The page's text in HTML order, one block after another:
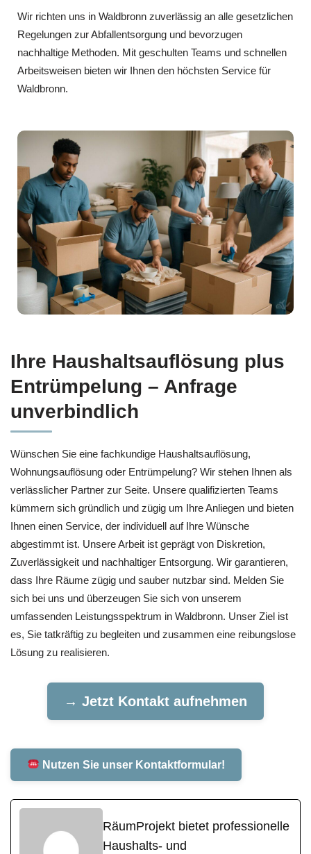
Wir richten uns in Waldbronn zuverlässig an alle gesetzlichen
Regelungen zur Abfallentsorgung und bevorzugen
nachhaltige Methoden. Mit geschulten Teams und schnellen
Arbeitsweisen bieten wir Ihnen den höchsten Service für
Waldbronn.
Ihre Haushaltsauflösung plus
Entrümpelung – Anfrage
unverbindlich
Wünschen Sie eine fachkundige Haushaltsauflösung,
Wohnungsauflösung oder Entrümpelung? Wir stehen Ihnen als
verlässlicher Partner zur Seite. Unsere qualifizierten Teams
kümmern sich gründlich und zügig um Ihre Anliegen und bieten
Ihnen einen Service, der individuell auf Ihre Wünsche
abgestimmt ist. Unsere Arbeit ist geprägt von Diskretion,
Zuverlässigkeit und nachhaltiger Entsorgung. Wir garantieren,
dass Ihre Räume zügig und sauber nutzbar sind. Melden Sie
sich bei uns und überzeugen Sie sich von unserem
umfassenden Leistungsspektrum in Waldbronn. Unser Ziel ist
es, Sie tatkräftig zu begleiten und zusammen eine reibungslose
Lösung zu realisieren.
→ Jetzt Kontakt aufnehmen
Nutzen Sie unser Kontaktformular!
RäumProjekt bietet professionelle
Haushalts- und